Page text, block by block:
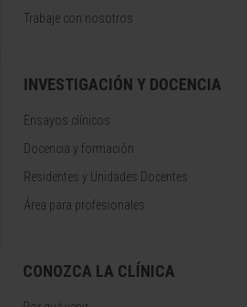
Trabaje con nosotros
INVESTIGACIÓN Y DOCENCIA
Ensayos clínicos
Docencia y formación
Residentes y Unidades Docentes
Área para profesionales
CONOZCA LA CLÍNICA